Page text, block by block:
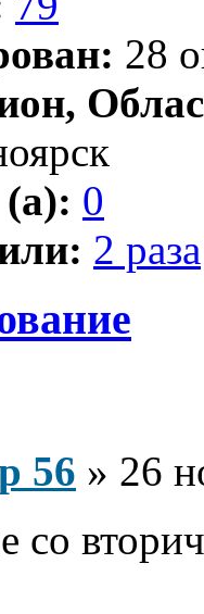
28
0
2 раза
56 » 26
со